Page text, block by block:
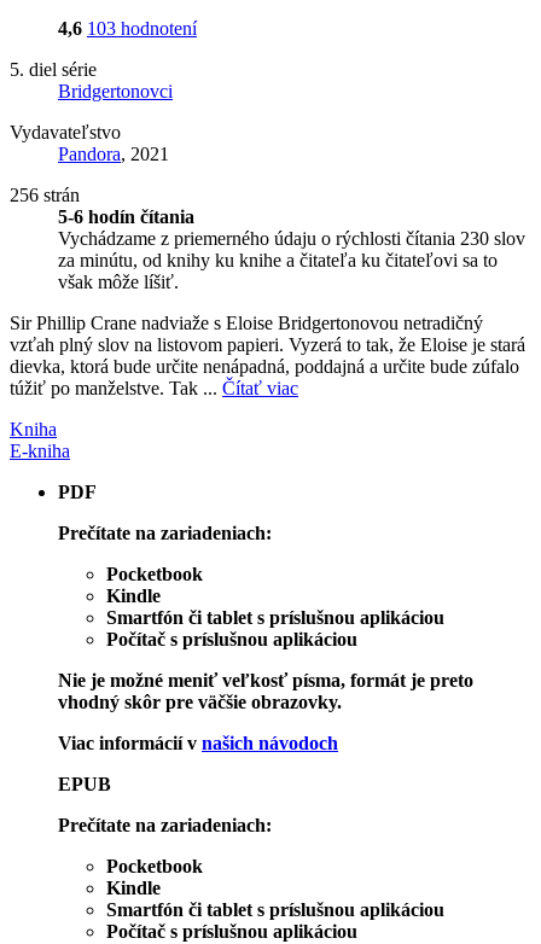
4,6 103 hodnotení
5. diel série
Bridgertonovci
Vydavateľstvo
Pandora, 2021
256 strán
5-6 hodín čítania
Vychádzame z priemerného údaju o rýchlosti čítania 230 slov
za minútu, od knihy ku knihe a čitateľa ku čitateľovi sa to
však môže líšiť.
Sir Phillip Crane nadviaže s Eloise Bridgertonovou netradičný
vzťah plný slov na listovom papieri. Vyzerá to tak, že Eloise je stará
dievka, ktorá bude určite nenápadná, poddajná a určite bude zúfalo
túžiť po manželstve. Tak ... Čítať viac
Kniha
E-kniha
PDF
Prečítate na zariadeniach:
Pocketbook
Kindle
Smartfón či tablet s príslušnou aplikáciou
Počítač s príslušnou aplikáciou
Nie je možné meniť veľkosť písma, formát je preto
vhodný skôr pre väčšie obrazovky.
Viac informácií v našich návodoch
EPUB
Prečítate na zariadeniach:
Pocketbook
Kindle
Smartfón či tablet s príslušnou aplikáciou
Počítač s príslušnou aplikáciou